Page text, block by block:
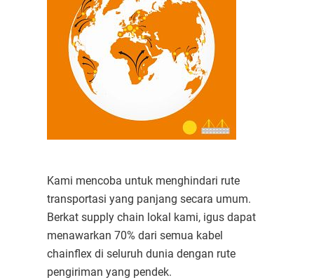
Kami mencoba untuk menghindari rute
transportasi yang panjang secara umum.
Berkat supply chain lokal kami, igus dapat
menawarkan 70% dari semua kabel
chainflex di seluruh dunia dengan rute
pengiriman yang pendek.